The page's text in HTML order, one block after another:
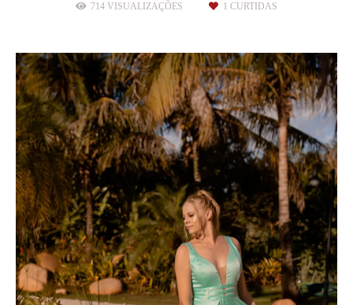
714 VISUALIZAÇÕES 1 CURTIDAS